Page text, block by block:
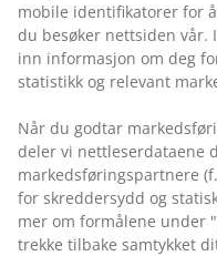
mobile identifikatorer for
du besøker nettsiden vår.
inn informasjon om deg
statistikk og relevant
Når du godtar
deler vi nettleserdataene
markedsføringspartnere
for skreddersydd og
mer om formålene under
trekke tilbake samtykket